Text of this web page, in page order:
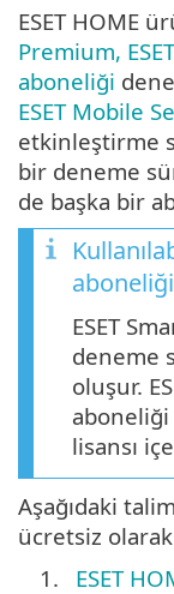
ESET HOME
Premium,
aboneliği
ESET Mobile
etkinleştirme
bir deneme
de başka bir
ESET
deneme
oluşur.
lisansı
Aşağıdaki
ücretsiz
1.
ESET